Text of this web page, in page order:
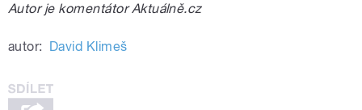
Autor je komentátor Aktuálně.cz
autor: David Klimeš